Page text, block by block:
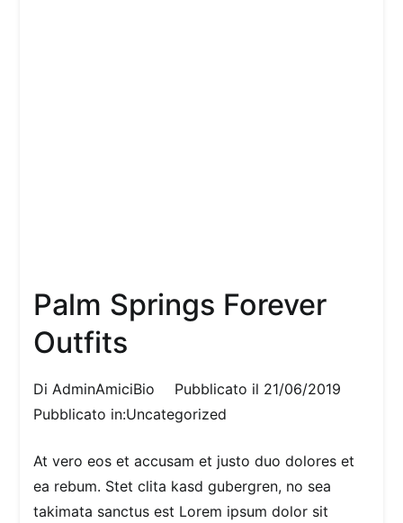
Palm Springs Forever
Outfits
DiAdminAmiciBio Pubblicato il 21/06/2019
Pubblicato in:Uncategorized
At vero eos et accusam et justo duo dolores et
ea rebum. Stet clita kasd gubergren, no sea
takimata sanctus est Lorem ipsum dolor sit